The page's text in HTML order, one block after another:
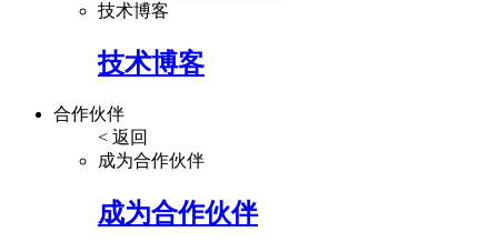
技术博客
技术博客
合作伙伴
< 返回
成为合作伙伴
成为合作伙伴